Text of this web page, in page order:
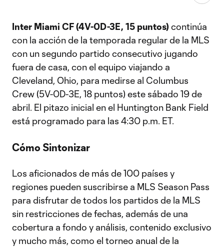
Inter Miami CF (4V-0D-3E, 15 puntos) continúa
con la acción de la temporada regular de la MLS
con un segundo partido consecutivo jugando
fuera de casa, con el equipo viajando a
Cleveland, Ohio, para medirse al Columbus
Crew (5V-0D-3E, 18 puntos) este sábado 19 de
abril. El pitazo inicial en el Huntington Bank Field
está programado para las 4:30 p.m. ET.
Cómo Sintonizar
Los aficionados de más de 100 países y
regiones pueden suscribirse a MLS Season Pass
para disfrutar de todos los partidos de la MLS
sin restricciones de fechas, además de una
cobertura a fondo y análisis, contenido exclusivo
y mucho más, como el torneo anual de la